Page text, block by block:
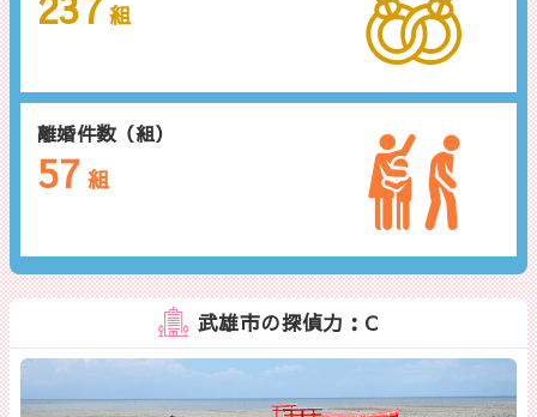
離婚件数（組）
57 組
組
武雄市の探偵力：C